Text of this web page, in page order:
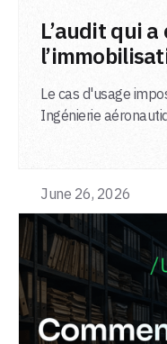
LIRE L'ARTICLE
L’audit qui a
d’avions
Le cas d'usage
Ingénierie
June 26, 2026